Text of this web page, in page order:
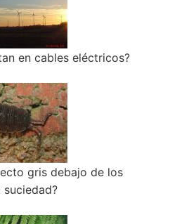
en cables eléctricos?
gris debajo de los